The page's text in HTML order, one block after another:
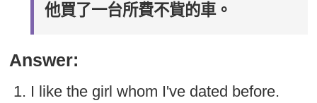
他買了一台所費不貲的車。
Answer:
I like the girl whom I've dated before.